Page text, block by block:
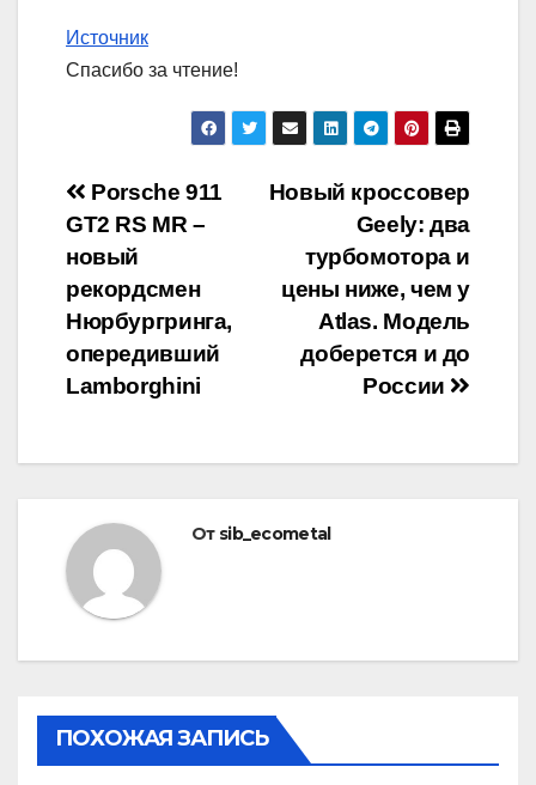
Источник
Спасибо за чтение!
Навигация
по
записям
Новый кроссовер
Geely: два
турбомотора и
цены ниже, чем у
Atlas. Модель
доберется и до
России
Porsche 911
GT2 RS MR –
новый
рекордсмен
Нюрбургринга,
опередивший
Lamborghini
От sib_ecometal
ПОХОЖАЯ ЗАПИСЬ